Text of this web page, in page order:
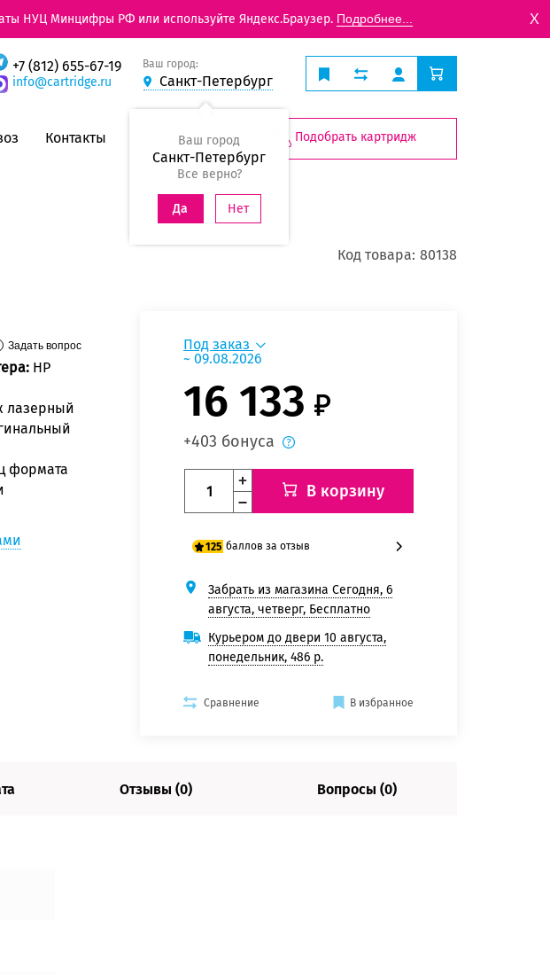
НУЦ Минцифры РФ или используйте Яндекс.Браузер. Подробнее... X
+7 (812) 655-67-19
info@cartridge.ru
Ваш город:
Санкт-Петербург
Ваш город
Санкт-Петербург
Все верно?
Да Нет
Контакты Подобрать картридж
Код товара: 80138
Задать вопрос
HP
лазерный
формата
Под заказ
~ 09.08.2026
16 133
+403 бонуса
В корзину
125 баллов за отзыв
100 баллов
125 баллов
Забрать из магазина Сегодня, 6
августа, четверг, Бесплатно
Курьером до двери 10 августа,
понедельник, 486 р.
Сравнение В избранное
Отзывы (0) Вопросы (0)